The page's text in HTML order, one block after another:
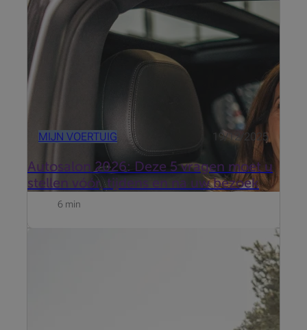
MIJN VOERTUIG 19/12/2025
Autosalon 2026: Deze 5 vragen moet u
stellen vóór, tijdens en na uw bezoek
missen afspraak om nieuwe modellen te ontdekken,
aandrijvingen te vergelijken en te profiteren van
exclusieve aanbiedingen.
6 min
gekozen. Gefeliciteerd, uw nieuwe droomauto is
besteld! Nu is het tijd om te zorgen voor de perfecte
bescherming: een passende autoverzekering. Hoe